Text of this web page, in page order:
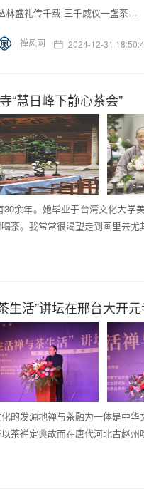
林盛礼传千载 三千威仪一盏茶…
禅风网 2024-12-31
“慧日峰下静心茶会”
余年。她毕业于台湾文化大学
茶。我常常很渴望走到画里去
生活”讲坛在邢台大开
的发源地禅与茶融为一体是中
茶禅定典故而在唐代河北古赵